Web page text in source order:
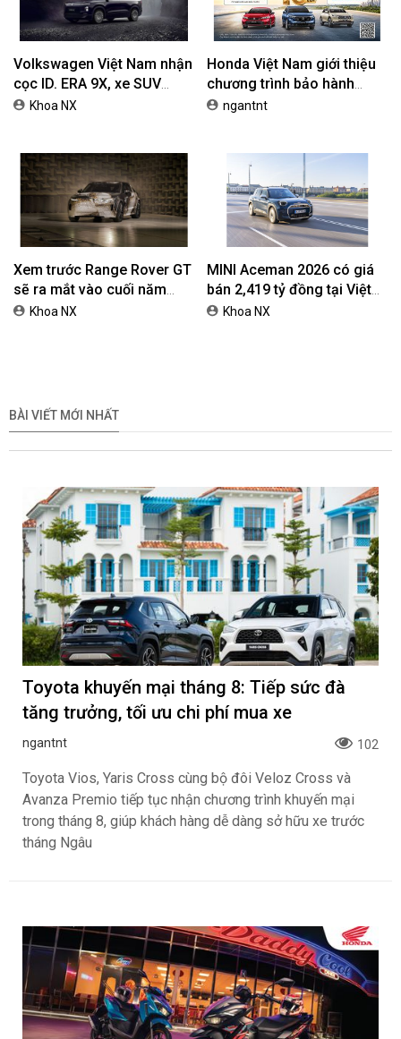
BÀI VIẾT LIÊN QUAN
Đánh giá Skoda Kushaq
2026: Lái thú vị, nhiều tiện
nghi, giá cạnh tranh
Khoa NX
Đánh giá Subaru Forester
2026: Mạnh mẽ, êm ái đi
cùng hệ thống ADAS hoàn
hảo
Khoa NX
Tiếp sức đà tăng trưởng,
tối ưu chi phí mua xe
ngantnt
Phiên Bản Street, Giá Từ
42,69 Triệu Đồng
ngantnt
Volkswagen Việt Nam nhận
cọc ID. ERA 9X, xe SUV
EREV dự kiến giá dưới 3 tỷ
đồng
Khoa NX
Honda Việt Nam giới thiệu
chương trình bảo hành
chính hãng lên tới 10 năm
dành cho khách hàng Ôtô
ngantnt
42,69 Triệu Đồng